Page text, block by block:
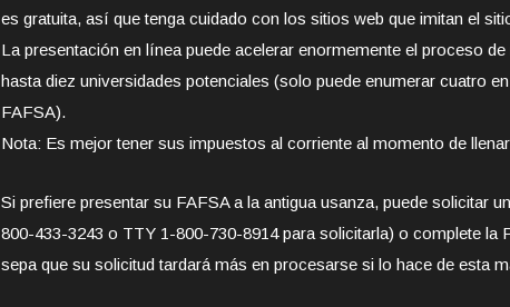
es gratuita, así que tenga cuidado con los sitios web que imitan el
La presentación en línea puede acelerar enormemente el proceso
hasta diez universidades potenciales (solo puede enumerar cuatro
FAFSA).
Nota: Es mejor tener sus impuestos al corriente al momento de
Si prefiere presentar su FAFSA a la antigua usanza, puede solicitar
800-433-3243 o TTY 1-800-730-8914 para solicitarla) o complete la
sepa que su solicitud tardará más en procesarse si lo hace de esta